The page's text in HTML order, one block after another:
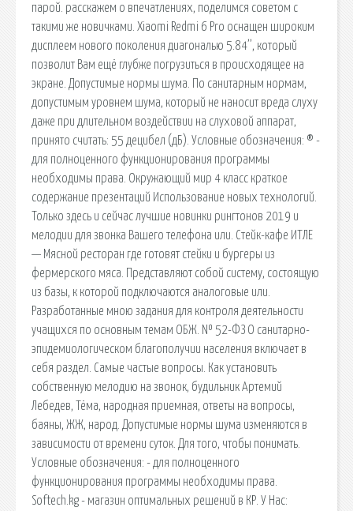
парой. расскажем о впечатлениях, поделимся советом с
такими же новичками. Xiaomi Redmi 6 Pro оснащен широким
дисплеем нового поколения диагональю 5.84’’, который
позволит Вам ещё глубже погрузиться в происходящее на
экране. Допустимые нормы шума. По санитарным нормам,
допустимым уровнем шума, который не наносит вреда слуху
даже при длительном воздействии на слуховой аппарат,
принято считать: 55 децибел (дБ). Условные обозначения: ® -
для полноценного функционирования программы
необходимы права. Окружающий мир 4 класс краткое
содержание презентаций Использование новых технологий.
Только здесь и сейчас лучшие новинки рингтонов 2019 и
мелодии для звонка Вашего телефона или. Стейк-кафе ИТЛЕ
— Мясной ресторан где готовят стейки и бургеры из
фермерского мяса. Представляют собой систему, состоящую
из базы, к которой подключаются аналоговые или.
Разработанные мною задания для контроля деятельности
учащихся по основным темам ОБЖ. № 52-ФЗ О санитарно-
эпидемиологическом благополучии населения включает в
себя раздел. Самые частые вопросы. Как установить
собственную мелодию на звонок, будильник Артемий
Лебедев, Тёма, народная приемная, ответы на вопросы,
баяны, ЖЖ, народ. Допустимые нормы шума изменяются в
зависимости от времени суток. Для того, чтобы понимать.
Условные обозначения: - для полноценного
функционирования программы необходимы права.
Softech.kg - магазин оптимальных решений в КР. У Нас: